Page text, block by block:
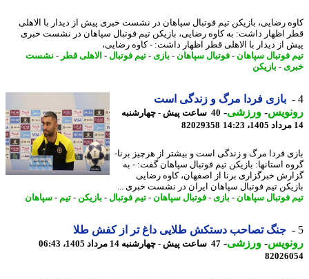
رضایی، بازیکن تیم فوتبال سپاهان در نشست خبری پیش از دیدار با الاهلی
اظهار داشت: به کاوه رضایی، بازیکن تیم فوتبال سپاهان در نشست خبری
از دیدار با الاهلی قطر اظهار داشت: - کاوه رضایی،
فوتبال سپاهان-فوتبال سپاهان-بازی - تیم فوتبال-الاهلی قطر -نشست
- بازیکن
بازی فردا مرگ و زندگی است
-ورزشی-
40 ساعت پیش - چهارشنبه
82029358
فردا مرگ و زندگی است و بیشتر از هرچیز برنا-
استانها: بازیکن تیم فوتبال سپاهان گفت: - به
خبرگزاری برنا از اصفهان، کاوه رضایی
تیم فوتبال سپاهان ایران در نشست خبری ...
فوتبال سپاهان-بازی - فوتبال سپاهان-تیم فوتبال-بازیکن -تیم -سپاهان
جنگ تصاحب دستکش طلایی داغ تر از کفش طلا
-ورزشی-47 ساعت پیش - چهارشنبه 14 مرداد 1405، 06:43